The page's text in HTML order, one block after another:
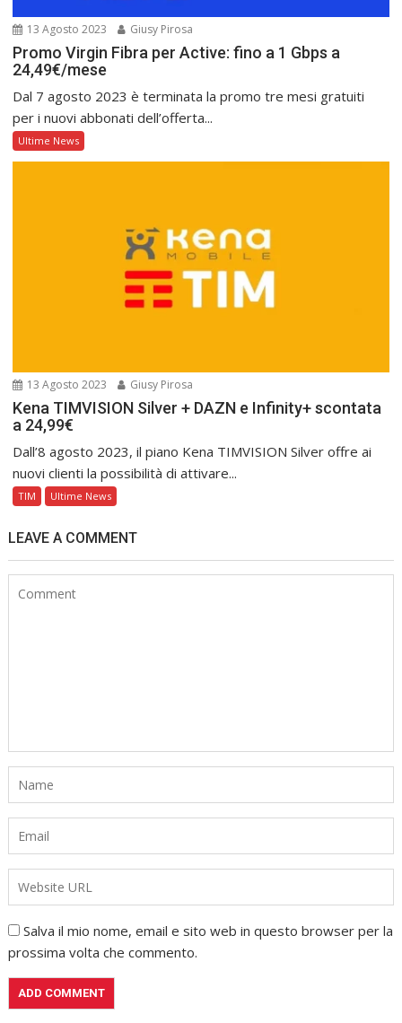
13 Agosto 2023 Giusy Pirosa
Promo Virgin Fibra per Active: fino a 1 Gbps a
24,49€/mese
Dal 7 agosto 2023 è terminata la promo tre mesi gratuiti
per i nuovi abbonati dell’offerta...
Ultime News
13 Agosto 2023 Giusy Pirosa
Kena TIMVISION Silver + DAZN e Infinity+ scontata
a 24,99€
Dall’8 agosto 2023, il piano Kena TIMVISION Silver offre ai
nuovi clienti la possibilità di attivare...
TIM Ultime News
LEAVE A COMMENT
Salva il mio nome, email e sito web in questo browser per la
prossima volta che commento.